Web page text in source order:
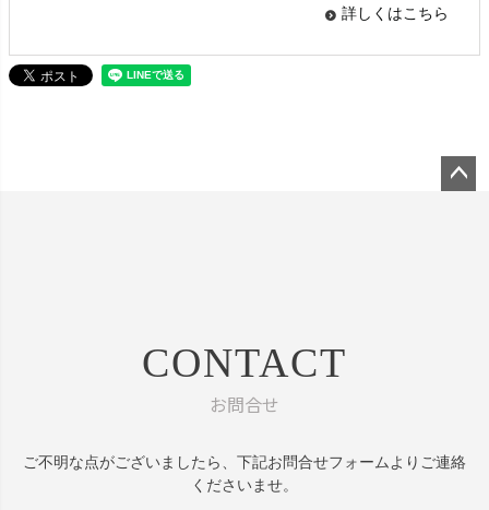
詳しくはこちら
CONTACT
お問合せ
ご不明な点がございましたら、 下記お問合せフォームよりご連絡
くださいませ。